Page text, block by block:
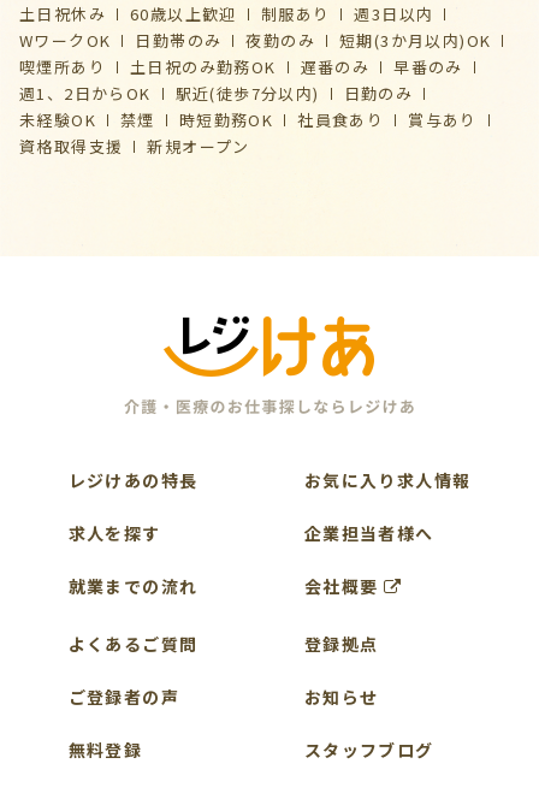
土日祝休み
60歳以上歓迎 制服あり
週3日以内
WワークOK
日勤帯のみ 夜勤のみ
短期(3か月以内)OK
喫煙所あり
土日祝のみ勤務OK 遅番のみ
早番のみ
週1、2日からOK
駅近(徒歩7分以内)
日勤のみ
未経験OK
禁煙 時短勤務OK 社員食あり
賞与あり
資格取得支援
新規オープン
レジけあの特長
求人を探す
就業までの流れ
よくあるご質問
ご登録者の声
無料登録
お気に入り求人情報
企業担当者様へ
会社概要
登録拠点
お知らせ
スタッフブログ